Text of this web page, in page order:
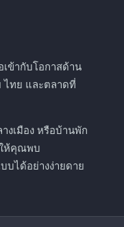
ข้ากับโอกาสด้าน
ไทย และตลาดที่
งเมือง หรือบ้านพัก
ห้คุณพบ
ได้อย่างง่ายดาย